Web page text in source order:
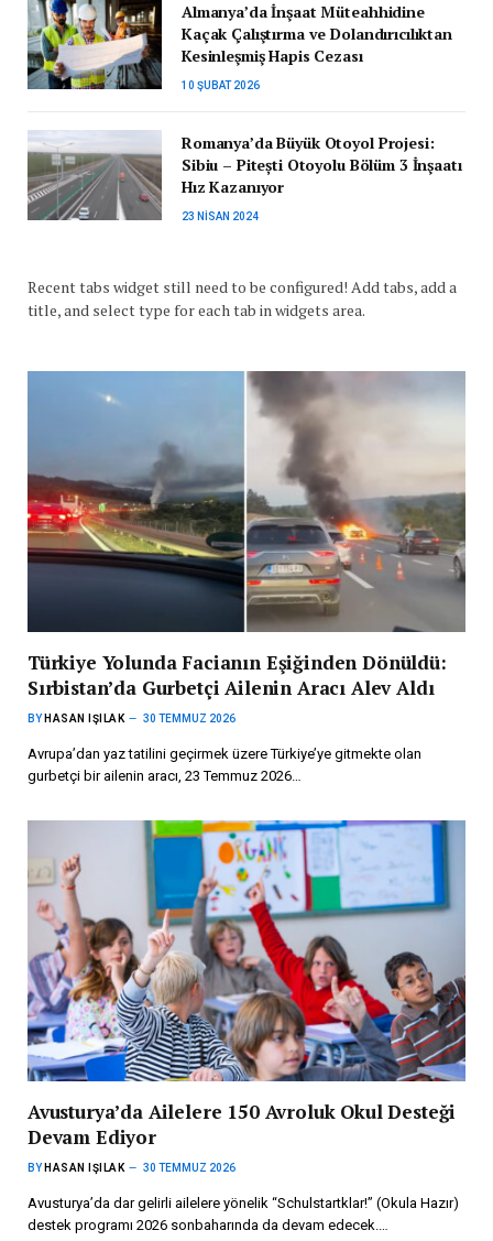
Almanya’da İnşaat Müteahhidine
Kaçak Çalıştırma ve Dolandırıcılıktan
Kesinleşmiş Hapis Cezası
10 ŞUBAT 2026
Romanya’da Büyük Otoyol Projesi:
Sibiu – Pitești Otoyolu Bölüm 3 İnşaatı
Hız Kazanıyor
23 NISAN 2024
Recent tabs widget still need to be configured! Add tabs, add a
title, and select type for each tab in widgets area.
Türkiye Yolunda Facianın Eşiğinden Dönüldü:
Sırbistan’da Gurbetçi Ailenin Aracı Alev Aldı
BY HASAN IŞILAK 30 TEMMUZ 2026
Avrupa’dan yaz tatilini geçirmek üzere Türkiye’ye gitmekte olan
gurbetçi bir ailenin aracı, 23 Temmuz 2026…
Avusturya’da Ailelere 150 Avroluk Okul Desteği
Devam Ediyor
BY HASAN IŞILAK 30 TEMMUZ 2026
Avusturya’da dar gelirli ailelere yönelik “Schulstartklar!” (Okula Hazır)
destek programı 2026 sonbaharında da devam edecek.…